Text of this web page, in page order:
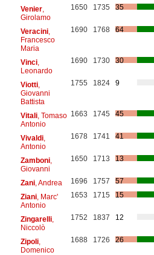
Venier,
Girolamo
1650 1735 35
Veracini,
Francesco
Maria
1690 1768 64
Vinci,
Leonardo
1690 1730 30
Viotti,
Giovanni
Battista
1755 1824 9
Vitali, Tomaso
Antonio
1663 1745 45
Vivaldi,
Antonio
1678 1741 41
Zamboni,
Giovanni
1650 1713 13
Zani, Andrea 1696 1757
57
Ziani, Marc'
Antonio
1653 1715 15
Zingarelli,
Niccolò
1752 1837 12
Zipoli,
Domenico
1688 1726 26